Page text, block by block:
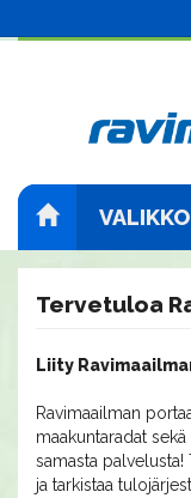
VALIKKO
Tervetuloa
Liity
Ravimaailman
maakuntaradat
samasta
ja tarkistaa